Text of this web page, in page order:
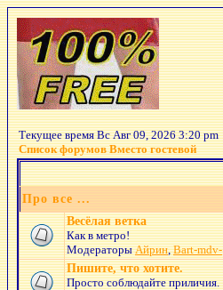
Текущее время Вс Авг 09, 2026 3:20 pm
Список форумов Вместо гостевой
Про все ...
Весёлая ветка
Как в метро!
МодераторыАйрин,Bart-mdv-
Пишите, что хотите.
Просто соблюдайте приличия.